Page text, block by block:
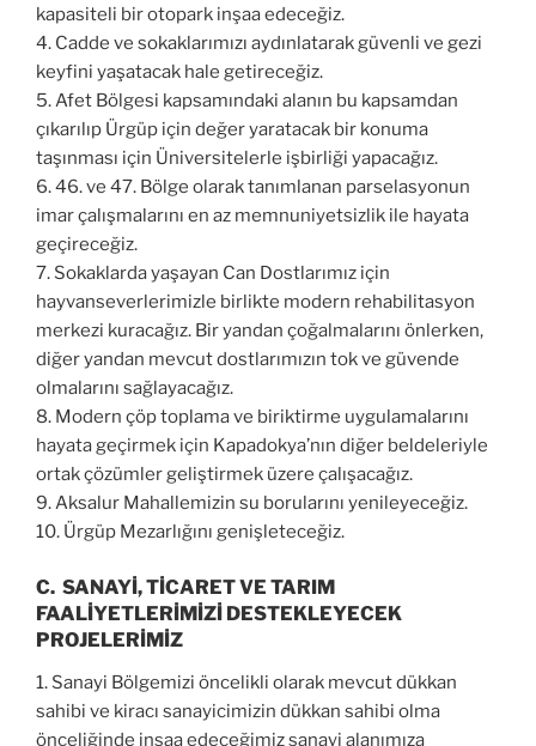
kapasiteli bir otopark inşaa edeceğiz.
4. Cadde ve sokaklarımızı aydınlatarak güvenli ve gezi
keyfini yaşatacak hale getireceğiz.
5.Afet Bölgesi kapsamındaki alanın bu kapsamdan
çıkarılıp Ürgüp için değer yaratacak bir konuma
taşınması için Üniversitelerle işbirliği yapacağız.
6. 46. ve 47. Bölge olarak tanımlanan parselasyonun
imar çalışmalarını en az memnuniyetsizlik ile hayata
geçireceğiz.
7. Sokaklarda yaşayan Can Dostlarımız için
hayvanseverlerimizle birlikte modern rehabilitasyon
merkezi kuracağız. Bir yandan çoğalmalarını önlerken,
diğer yandan mevcut dostlarımızın tok ve güvende
olmalarını sağlayacağız.
8. Modern çöp toplama ve biriktirme uygulamalarını
hayata geçirmek için Kapadokya’nın diğer beldeleriyle
ortak çözümler geliştirmek üzere çalışacağız.
9.Aksalur Mahallemizin su borularını yenileyeceğiz.
10. Ürgüp Mezarlığını genişleteceğiz.
C. SANAYİ, TİCARET VE TARIM
FAALİYETLERİMİZİ DESTEKLEYECEK
PROJELERİMİZ
1. Sanayi Bölgemizi öncelikli olarak mevcut dükkan
sahibi ve kiracı sanayicimizin dükkan sahibi olma
önceliğinde inşaa edeceğimiz sanayi alanımıza